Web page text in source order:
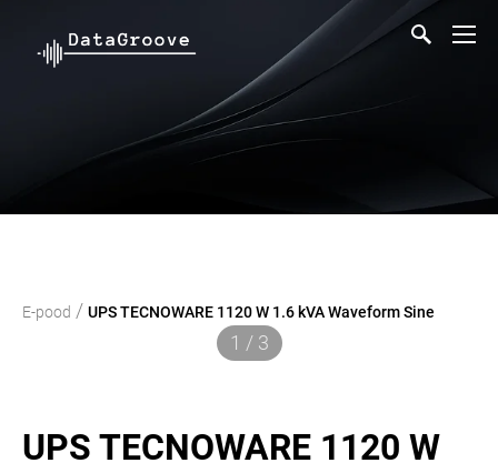
E-pood / UPS TECNOWARE 1120 W 1.6 kVA Waveform Sine
1 / 3
UPS TECNOWARE 1120 W